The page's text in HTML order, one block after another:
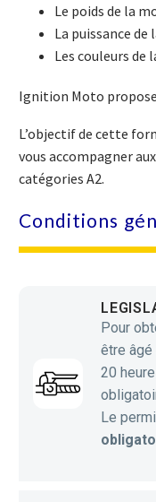
Le poids de la
La puissance de
Les couleurs de
Ignition Moto
L’objectif de cette
vous accompagner
catégories A2.
Conditions
Pour
être âgé
20
Le